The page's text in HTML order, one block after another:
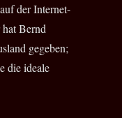
der Internet-
Bernd
gegeben;
die ideale